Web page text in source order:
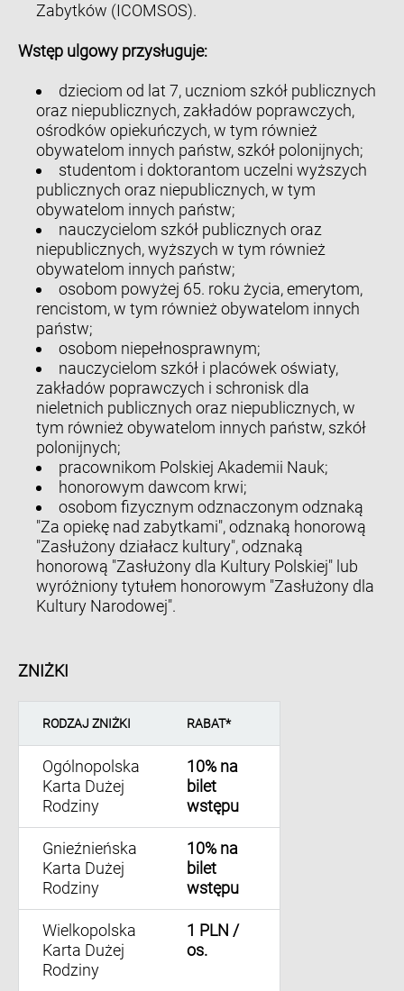
Zabytków (ICOMSOS).
Wstęp ulgowy przysługuje:
dzieciom od lat 7, uczniom szkół publicznych
oraz niepublicznych, zakładów poprawczych,
ośrodków opiekuńczych, w tym również
obywatelom innych państw, szkół polonijnych;
studentom i doktorantom uczelni wyższych
publicznych oraz niepublicznych, w tym
obywatelom innych państw;
nauczycielom szkół publicznych oraz
niepublicznych, wyższych w tym również
obywatelom innych państw;
osobom powyżej 65. roku życia, emerytom,
rencistom, w tym również obywatelom innych
państw;
osobom niepełnosprawnym;
nauczycielom szkół i placówek oświaty,
zakładów poprawczych i schronisk dla
nieletnich publicznych oraz niepublicznych, w
tym również obywatelom innych państw, szkół
polonijnych;
pracownikom Polskiej Akademii Nauk;
honorowym dawcom krwi;
osobom fizycznym odznaczonym odznaką
"Za opiekę nad zabytkami", odznaką honorową
"Zasłużony działacz kultury", odznaką
honorową "Zasłużony dla Kultury Polskiej" lub
wyróżniony tytułem honorowym "Zasłużony dla
Kultury Narodowej".
ZNIŻKI
RODZAJ ZNIŻKI RABAT*
Ogólnopolska
Karta Dużej
Rodziny
10% na
bilet
wstępu
Gnieźnieńska
Karta Dużej
Rodziny
10% na
bilet
wstępu
Wielkopolska
Karta Dużej
Rodziny
1 PLN /
os.